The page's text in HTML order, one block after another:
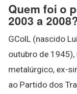
Quem foi o
2003 a
GColL (nascido
outubro de
metalúrgico, ex-
ao Partido dos